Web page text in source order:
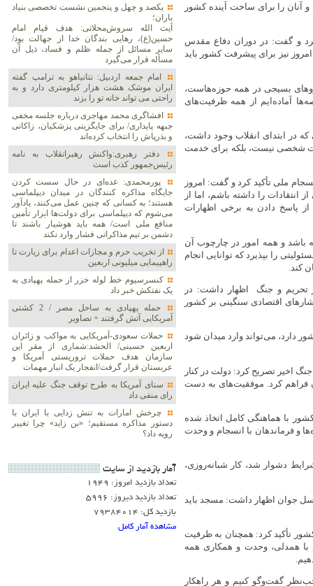
آنان را برای ساخت آینده کشور
کرد و گفت: در دوران دفاع مقدس
نیز برای پیشرفت کشور باید
بسیجی در همه حوزه‌هاست،
آماده‌ایم از همه ظرفیت‌های
در ابتدای انقلاب وجود داشت،
شخصی نیست، بلکه برای خدمت
ملی تأکید کرد و گفت: امروز
را داشته باشم، اما از
پاسخ دادن به برخی اظهارات
باشد و همه امور در چارچوب آن
را بپذیرد که توانایی انجام
کند.
تحریم‌ و جنگ اظهار داشت: در
اقتصادی سنگینی بر کشور
دارد، می‌تواند وارد میدان شود
اخیر تصریح کرد: دولت در کنار
فراهم کرد. موفقیت‌های به دست
با هماهنگی کامل اتخاذ شده
و فرماندهان با انسجام و وحدت
دشوار شد، کار شبانه‌روزی،
جوان اظهار داشت: مسجد باید
تأکید کرد: همچنان به ظرفیت
با همدلی، وحدت و همکاری همه
گفت‌وگو کنیم و هر راهکار
یکصد و چهل و پنجمین نشست تخصصی بنیاد
باران؛
آیت الله سروش‌محلاتی: هدف قیام امام
حسین(ع)، رهایی بندگان خدا از جهالت بود/
سایر مسائل از جمله ظلم و فساد، ذیل آن
مسأله قرار می‌گیرد
امام جمعه اردبیل: نتانیاهو به ترامپ گفته
ایران موشک هشت هزار کیلومتری دارد و به
راحتی می تواند خانه تو را بزند
افشاگری محمد مهاجری درباره جلسه مخفی
جبهه پایداری/ برای جایگزینی پزشکیان، زاکانی
و بذرپاش را انتخاب کرده‌اند
دفتر رهبری:واکنش رهبرانقلاب به نامه
رئیس‌جمهور کذب است
پورمحمدی: عده‌ای در حال سست کردن
جایگاه مذاکره کنندگان در میدان دیپلماسی
هستند؛ به کسانی که چنین عمل می‌کنند، یادآور
می‌شوم که دیپلماسی برای دولت‌ها ابزار تأمین
منافع ملی است/ همه باید هوشیار باشند تا
دشمن بر تیم مذاکراتی فشار وارد نکند
از تخریب حرم و مجازات اعدام برای زیارت تا
راهپیمایی میلیونی اربعین
کنسرسیوم خط لوله خزر از حمله پهپادی به
یک نفتکش خبر داد
حمله پهپادی به ساحل مصر / 2 کشتی
آمریکایی آتش گرفتند + تصاویر
حملات سعودی-آمریکایی به مواکب و زائران
اربعین حسینی/ الحشد:شماری از مقر این
سازمان هدف حملات تروریستی آمریکا و
عربستان قرار گرفت/انفجار یک انبار مهمات
سنای آمریکا به طرح توقف جنگ علیه ایران
رای منفی داد
چرخش امارات به تنش زدایی با ایران با
دستور مذاکره مستقیم؛ «بن زاید» چرا تغییر
رویه داد؟
آمار بازديد از سايت
تعداد بازدید امروز: 1949
تعداد بازدید دیروز: 5996
بازدید کل: 79384014
مشاهده آمار کامل